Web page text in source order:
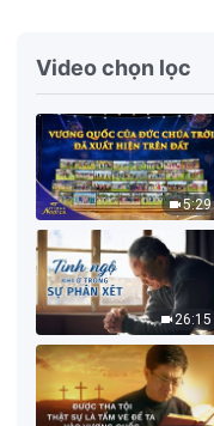
Video chọn lọc
5:29
26:15